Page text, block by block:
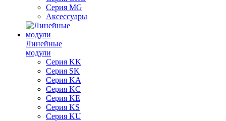
Серия MG
Аксессуары
Линейные
модули
Серия KK
Серия SK
Серия KA
Серия KC
Серия KE
Серия KS
Серия KU